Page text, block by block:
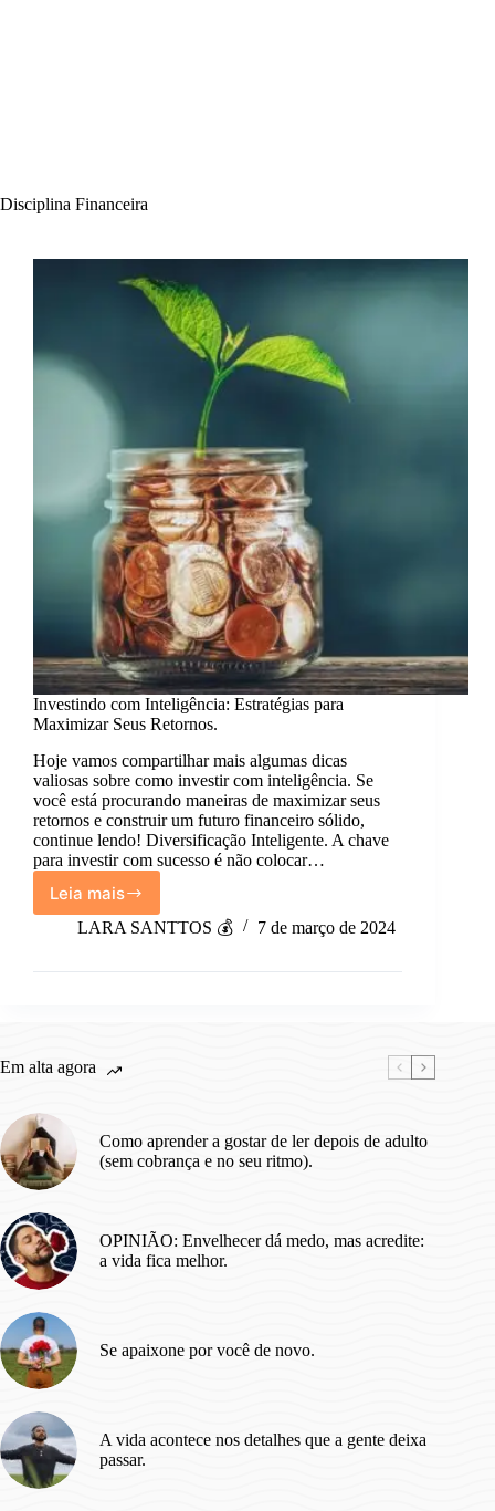
Disciplina Financeira
Investindo com Inteligência: Estratégias para
Maximizar Seus Retornos.
Hoje vamos compartilhar mais algumas dicas
valiosas sobre como investir com inteligência. Se
você está procurando maneiras de maximizar seus
retornos e construir um futuro financeiro sólido,
continue lendo! Diversificação Inteligente. A chave
para investir com sucesso é não colocar…
Leia maisInvestindo
com
LARA SANTTOS 💰 7 de março de 2024
Em alta agora
Como aprender a gostar de ler depois de adulto
(sem cobrança e no seu ritmo).
OPINIÃO: Envelhecer dá medo, mas acredite:
a vida fica melhor.
Se apaixone por você de novo.
A vida acontece nos detalhes que a gente deixa
passar.